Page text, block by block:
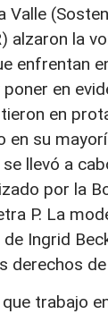
Valle
alzaron la
enfrentan
en
en
en su
llevó a
por la
P. La
Ingrid
derechos
trabajo